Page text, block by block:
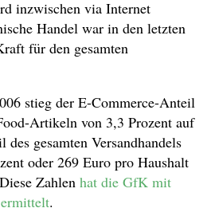
inzwischen via Internet
Handel war in den letzten
für den gesamten
stieg der E-Commerce-Anteil
Artikeln von 3,3 Prozent auf
gesamten Versandhandels
oder 269 Euro pro Haushalt
Zahlen hat die GfK mit
.